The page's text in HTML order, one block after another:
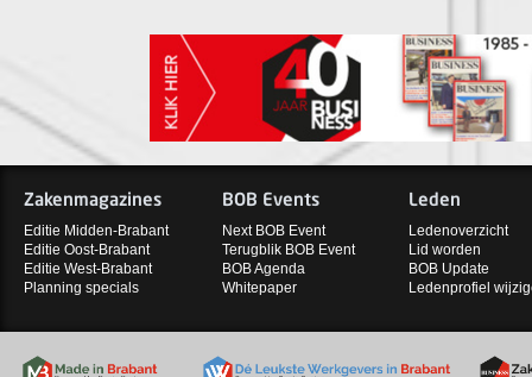
Zakenmagazines
Editie Midden-Brabant
Editie Oost-Brabant
Editie West-Brabant
Planning specials
BOB Events
Next BOB Event
Terugblik BOB Event
BOB Agenda
Whitepaper
Leden
Ledenoverzicht
Lid worden
BOB Update
Ledenprofiel